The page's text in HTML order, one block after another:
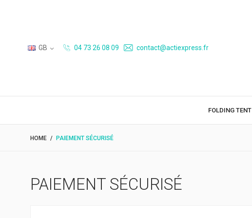
GB 04 73 26 08 09 contact@actiexpress.fr
FOLDING TENT
HOME PAIEMENT SÉCURISÉ
PAIEMENT SÉCURISÉ